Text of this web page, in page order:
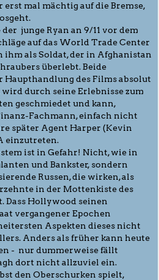
mal mächtig auf die Bremse,
junge Ryan an 9/11 vor dem
auf das World Trade Center
ihm als Soldat, der in Afghanistan
überlebt. Beide
Haupthandlung des Films absolut
durch seine Erlebnisse zum
geschmiedet und kann,
Fachmann, einfach nicht
später Agent Harper (Kevin
einzutreten.
ist in Gefahr! Nicht, wie in
und Bankster, sondern
Russen, die wirken, als
in der Mottenkiste des
Dass Hollywood seinen
vergangener Epochen
Aspekten dieses nicht
Anders als früher kann heute
- nur dummerweise fällt
dort nicht allzuviel ein.
den Oberschurken spielt,